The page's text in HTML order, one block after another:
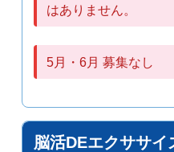
はありません。
5月・6月 募集なし
脳活DEエクササイ